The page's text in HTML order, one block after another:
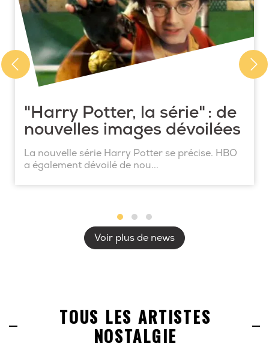
"Harry Potter, la série" : de
nouvelles images dévoilées
La nouvelle série Harry Potter se précise. HBO
a également dévoilé de nou...
Voir plus de news
TOUS LES ARTISTES
NOSTALGIE